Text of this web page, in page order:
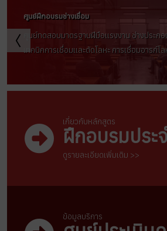
เกี่ยวกับหลักสูตร
ฝึกอบรมประ
ดูรายละเอียดเพิ่มเติม >>
ข้อมูลบริการ